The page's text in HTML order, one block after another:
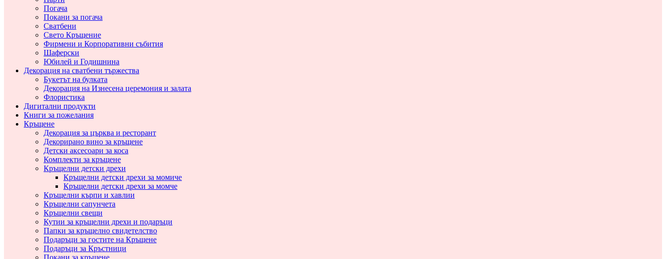
Погача
Покани за погача
Сватбени
Свето Кръщение
Фирмени и Корпоративни събития
Шаферски
Юбилей и Годишнина
Декорация на сватбени тържества
Букетът на булката
Декорация на Изнесена церемония и залата
Флористика
Дигитални продукти
Книги за пожелания
Кръщене
Декорация за църква и ресторант
Декорирано вино за кръщене
Детски аксесоари за коса
Комплекти за кръщене
Кръщелни детски дрехи
Кръщелни детски дрехи за момиче
Кръщелни детски дрехи за момче
Кръщелни кърпи и хавлии
Кръщелни сапунчета
Кръщелни свещи
Кутии за кръщелни дрехи и подаръци
Папки за кръщелно свидетелство
Подаръци за гостите на Кръщене
Подаръци за Кръстници